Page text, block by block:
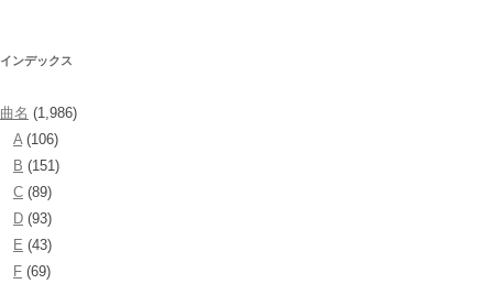
インデックス
曲名 (1,986)
A(106)
B (151)
C (89)
D (93)
E (43)
F (69)